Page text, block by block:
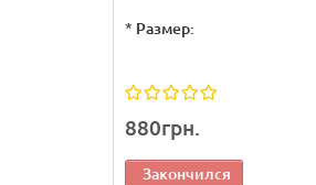
* Размер:
880грн.
Закончился